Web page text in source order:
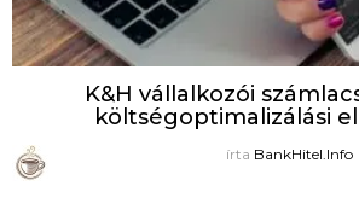
K&H vállalkozói
költségoptimalizálási
írta BankHitel.Info